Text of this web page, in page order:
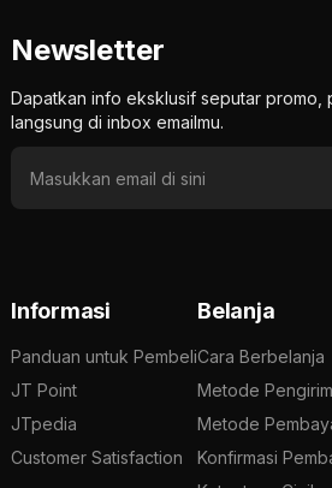
Newsletter
Dapatkan info eksklusif seputar promo,
langsung di inbox emailmu.
Informasi
Panduan untuk Pembeli
JT Point
JTpedia
Customer Satisfaction
Belanja
Cara Berbelanja
Metode
Metode
Konfirmasi